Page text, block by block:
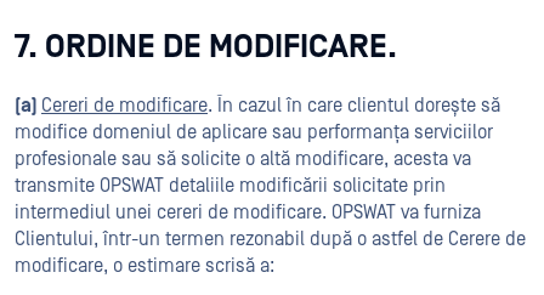
7. ORDINE DE MODIFICARE.
(a) Cereri de modificare. În cazul în care clientul dorește să
modifice domeniul de aplicare sau performanța serviciilor
profesionale sau să solicite o altă modificare, acesta va
transmite OPSWAT detaliile modificării solicitate prin
intermediul unei cereri de modificare. OPSWAT va furniza
Clientului, într-un termen rezonabil după o astfel de Cerere de
modificare, o estimare scrisă a: